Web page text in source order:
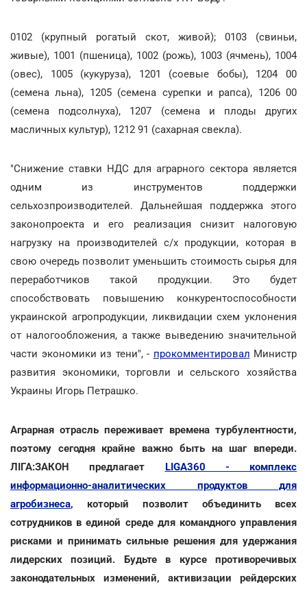
0102 (крупный рогатый скот, живой); 0103 (свиньи,
живые), 1001 (пшеница), 1002 (рожь), 1003 (ячмень), 1004
(овес), 1005 (кукуруза), 1201 (соевые бобы), 1204 00
(семена льна), 1205 (семена сурепки и рапса), 1206 00
(семена подсолнуха), 1207 (семена и плоды других
масличных культур), 1212 91 (сахарная свекла).
"Снижение ставки НДС для аграрного сектора является
одним из инструментов поддержки
сельхозпроизводителей. Дальнейшая поддержка этого
законопроекта и его реализация снизит налоговую
нагрузку на производителей с/х продукции, которая в
свою очередь позволит уменьшить стоимость сырья для
переработчиков такой продукции. Это будет
способствовать повышению конкурентоспособности
украинской агропродукции, ликвидации схем уклонения
от налогообложения, а также выведению значительной
части экономики из тени", - прокомментировал Министр
развития экономики, торговли и сельского хозяйства
Украины Игорь Петрашко.
Аграрная отрасль переживает времена турбулентности,
поэтому сегодня крайне важно быть на шаг впереди.
ЛІГА:ЗАКОН предлагает LIGA360 - комплекс
информационно-аналитических продуктов для
агробизнеса, который позволит объединить всех
сотрудников в единой среде для командного управления
рисками и принимать сильные решения для удержания
лидерских позиций. Будьте в курсе противоречивых
законодательных изменений, активизации рейдерских